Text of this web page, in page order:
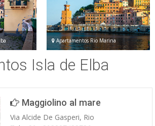
Apartamentos Rio Marina
Isla de Elba
Maggiolino al mare
Via Alcide De Gasperi, Rio